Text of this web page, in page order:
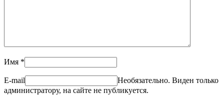
Имя *
E-mail
Необязательно. Виден только
администратору, на сайте не публикуется.